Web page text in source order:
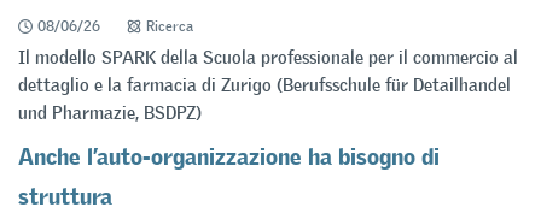
08/06/26 Ricerca
Il modello SPARK della Scuola professionale per il commercio al
dettaglio e la farmacia di Zurigo (Berufsschule für Detailhandel
und Pharmazie, BSDPZ)
Anche l’auto-organizzazione ha bisogno di
struttura